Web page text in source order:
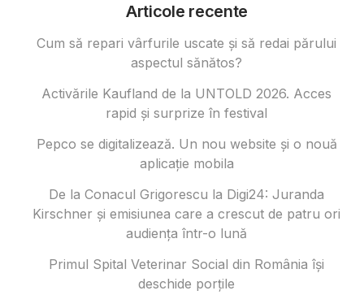
Articole recente
Cum să repari vârfurile uscate și să redai părului
aspectul sănătos?
Activările Kaufland de la UNTOLD 2026. Acces
rapid și surprize în festival
Pepco se digitalizează. Un nou website și o nouă
aplicație mobila
De la Conacul Grigorescu la Digi24: Juranda
Kirschner și emisiunea care a crescut de patru ori
audiența într-o lună
Primul Spital Veterinar Social din România își
deschide porțile